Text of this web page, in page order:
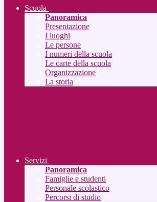
Scuola
Panoramica
Presentazione
I luoghi
Le persone
I numeri della scuola
Le carte della scuola
Organizzazione
La storia
Servizi
Panoramica
Famiglie e studenti
Personale scolastico
Percorsi di studio